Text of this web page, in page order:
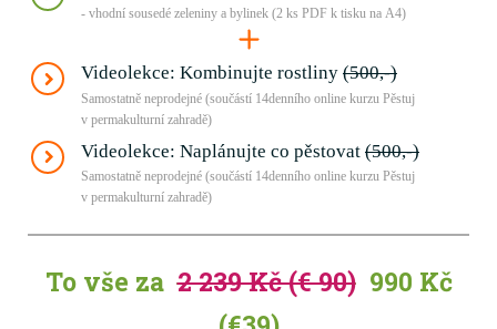
- vhodní sousedé zeleniny a bylinek (2 ks PDF k tisku na A4)
Videolekce: Kombinujte rostliny (500,-)
Samostatně neprodejné (součástí 14denního online kurzu Pěstuj
v permakulturní zahradě)
Videolekce: Naplánujte co pěstovat (500,-)
Samostatně neprodejné (součástí 14denního online kurzu Pěstuj
v permakulturní zahradě)
To vše za2 239 Kč (€ 90) 990 Kč